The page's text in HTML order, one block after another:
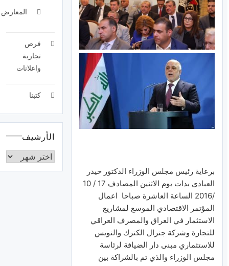
برعاية رئيس مجلس الوزراء الدكتور حيدر
العبادي بدات يوم الاثنين المصادف 17 / 10
/2016 الساعة العاشرة صباحا اعمال
المؤتمر الاقتصادي الموسع لمشاريع
الاستثمار في العراق والمصرف العراقي
للتجارة وشركة جنرال الكترك والنويس
للاستثماري مبنى دار الضيافة لرئاسة
مجلس الوزراء والذي تم بالشراكة بين
المعارض
فرص
تجارية
واعلانات
كتبنا
الأرشيف